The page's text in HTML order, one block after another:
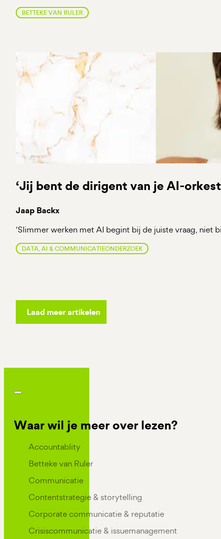
BETTEKE VAN RULER
‘Jij bent de dirigent van je AI-
Jaap Backx
‘Slimmer werken met AI begint bij de juiste vraag, niet
DATA, AI & COMMUNICATIEONDERZOEK
Laad meer artikelen
Waar wil je meer over lezen?
Kennis Categorieen
Accountablity
Betteke van Ruler
Communicatie
Contentstrategie & storytelling
Corporate communicatie & reputatie
Crisiscommunicatie & issuemanagement